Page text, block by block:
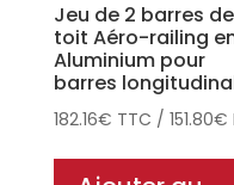
Jeu de 2 barres de
toit Aéro-railing
Aluminium pour
barres
182.16€ TTC / 151.80€